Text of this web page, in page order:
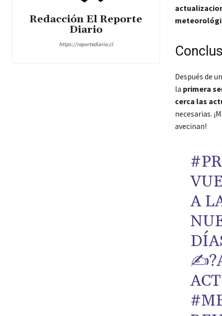
Redacción El Reporte
Diario
https://reportediario.cl
Después de
la primera
cerca las
necesarias.
avecinan!
A